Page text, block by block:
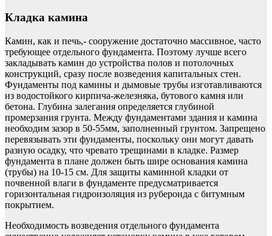
Кладка камина
Камин, как и печь,- сооружение достаточно массивное, часто
требующее отдельного фундамента. Поэтому лучше всего
закладывать камин до устройства полов и потолочных
конструкций, сразу после возведения капитальных стен.
Фундаменты под камины и дымовые трубы изготавливаются
из водостойкого кирпича-железняка, бутового камня или
бетона. Глубина залегания определяется глубиной
промерзания грунта. Между фундаментами здания и камина
необходим зазор в 50-55мм, заполненный грунтом. Запрещено
перевязывать эти фундаменты, поскольку они могут давать
разную осадку, что чревато трещинами в кладке. Размер
фундамента в плане должен быть шире основания камина
(трубы) на 10-15 см. Для защиты каминной кладки от
почвенной влаги в фундаменте предусматривается
горизонтальная гидроизоляция из рубероида с битумным
покрытием.
Необходимость возведения отдельного фундамента